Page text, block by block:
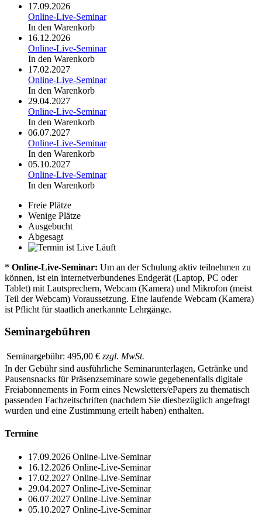
17.09.2026
Online-Live-Seminar
In den Warenkorb
16.12.2026
Online-Live-Seminar
In den Warenkorb
17.02.2027
Online-Live-Seminar
In den Warenkorb
29.04.2027
Online-Live-Seminar
In den Warenkorb
06.07.2027
Online-Live-Seminar
In den Warenkorb
05.10.2027
Online-Live-Seminar
In den Warenkorb
Freie Plätze
Wenige Plätze
Ausgebucht
Abgesagt
Läuft
* Online-Live-Seminar: Um an der Schulung aktiv teilnehmen zu
können, ist ein internetverbundenes Endgerät (Laptop, PC oder
Tablet) mit Lautsprechern, Webcam (Kamera) und Mikrofon (meist
Teil der Webcam) Voraussetzung. Eine laufende Webcam (Kamera)
ist Pflicht für staatlich anerkannte Lehrgänge.
Seminargebühren
Seminargebühr: 495,00 € zzgl. MwSt.
In der Gebühr sind ausführliche Seminarunterlagen, Getränke und
Pausensnacks für Präsenzseminare sowie gegebenenfalls digitale
Freiabonnements in Form eines Newsletters/ePapers zu thematisch
passenden Fachzeitschriften (nachdem Sie diesbezüglich angefragt
wurden und eine Zustimmung erteilt haben) enthalten.
Termine
17.09.2026 Online-Live-Seminar
16.12.2026 Online-Live-Seminar
17.02.2027 Online-Live-Seminar
29.04.2027 Online-Live-Seminar
06.07.2027 Online-Live-Seminar
05.10.2027 Online-Live-Seminar